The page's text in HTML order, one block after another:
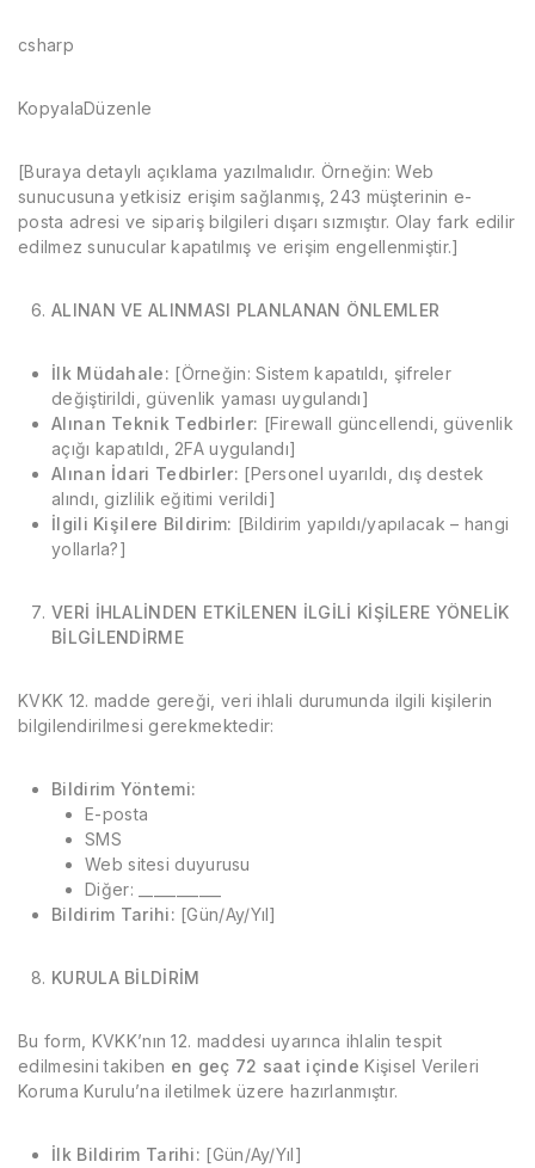
csharp
KopyalaDüzenle
[Buraya detaylı açıklama yazılmalıdır. Örneğin: Web
sunucusuna yetkisiz erişim sağlanmış, 243 müşterinin e-
posta adresi ve sipariş bilgileri dışarı sızmıştır. Olay fark edilir
edilmez sunucular kapatılmış ve erişim engellenmiştir.]
ALINAN VE ALINMASI PLANLANAN ÖNLEMLER
İlk Müdahale: [Örneğin: Sistem kapatıldı, şifreler
değiştirildi, güvenlik yaması uygulandı]
Alınan Teknik Tedbirler: [Firewall güncellendi, güvenlik
açığı kapatıldı, 2FA uygulandı]
Alınan İdari Tedbirler: [Personel uyarıldı, dış destek
alındı, gizlilik eğitimi verildi]
İlgili Kişilere Bildirim: [Bildirim yapıldı/yapılacak – hangi
yollarla?]
VERİ İHLALİNDEN ETKİLENEN İLGİLİ KİŞİLERE YÖNELİK
BİLGİLENDİRME
KVKK 12. madde gereği, veri ihlali durumunda ilgili kişilerin
bilgilendirilmesi gerekmektedir:
Bildirim Yöntemi:
E-posta
SMS
Web sitesi duyurusu
Diğer: ___________
Bildirim Tarihi: [Gün/Ay/Yıl]
KURULA BİLDİRİM
Bu form, KVKK’nın 12. maddesi uyarınca ihlalin tespit
edilmesini takiben en geç 72 saat içinde Kişisel Verileri
Koruma Kurulu’na iletilmek üzere hazırlanmıştır.
İlk Bildirim Tarihi: [Gün/Ay/Yıl]